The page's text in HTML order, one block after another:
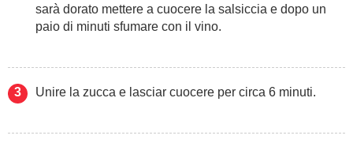
sarà dorato mettere a cuocere la salsiccia e dopo un
paio di minuti sfumare con il vino.
Unire la zucca e lasciar cuocere per circa 6 minuti.